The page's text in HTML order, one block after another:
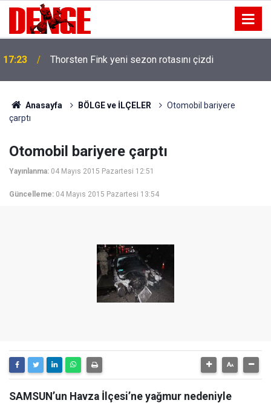
17:23 Thorsten Fink yeni sezon rotasını çizdi
Anasayfa BÖLGE ve İLÇELER
Otomobil bariyere
çarptı
Otomobil bariyere çarptı
Yayınlanma: 04 Mayıs 2015 Pazartesi 12:51
Güncelleme: 04 Mayıs 2015 Pazartesi 13:54
SAMSUN’un Havza İlçesi’ne yağmur nedeniyle